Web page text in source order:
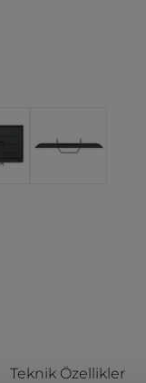
Teknik Özellikler